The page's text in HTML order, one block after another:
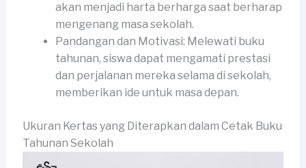
akan menjadi harta berharga saat berharap
mengenang masa sekolah.
Pandangan dan Motivasi: Melewati buku
tahunan, siswa dapat mengamati prestasi
dan perjalanan mereka selama di sekolah,
memberikan ide untuk masa depan.
Ukuran Kertas yang Diterapkan dalam Cetak Buku
Tahunan Sekolah